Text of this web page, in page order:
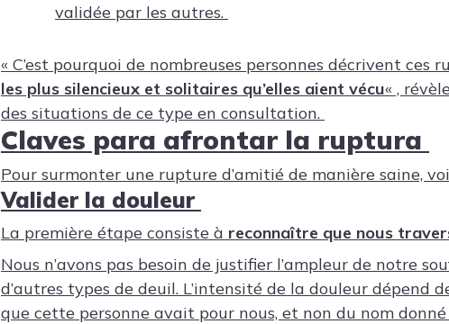
validée par les autres.
« C’est pourquoi de nombreuses personnes décrivent ces
les plus silencieux et solitaires qu’elles aient vécu« ,
des situations de ce type en consultation.
Claves para afrontar la ruptura
Pour surmonter une rupture d’amitié de manière saine,
Valider la douleur
La première étape consiste à reconnaître que nous
Nous n’avons pas besoin de justifier l’ampleur de notre
d’autres types de deuil. L’intensité de la douleur dépend
que cette personne avait pour nous, et non du nom